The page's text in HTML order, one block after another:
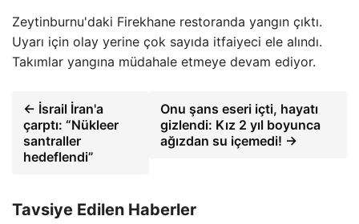
Zeytinburnu'daki Firekhane restoranda yangın çıktı.
Uyarı için olay yerine çok sayıda itfaiyeci ele alındı.
Takımlar yangına müdahale etmeye devam ediyor.
← İsrail İran'a
çarptı: “Nükleer
santraller
hedeflendi”
Onu şans eseri içti, hayatı
gizlendi: Kız 2 yıl boyunca
ağızdan su içemedi! →
Tavsiye Edilen Haberler